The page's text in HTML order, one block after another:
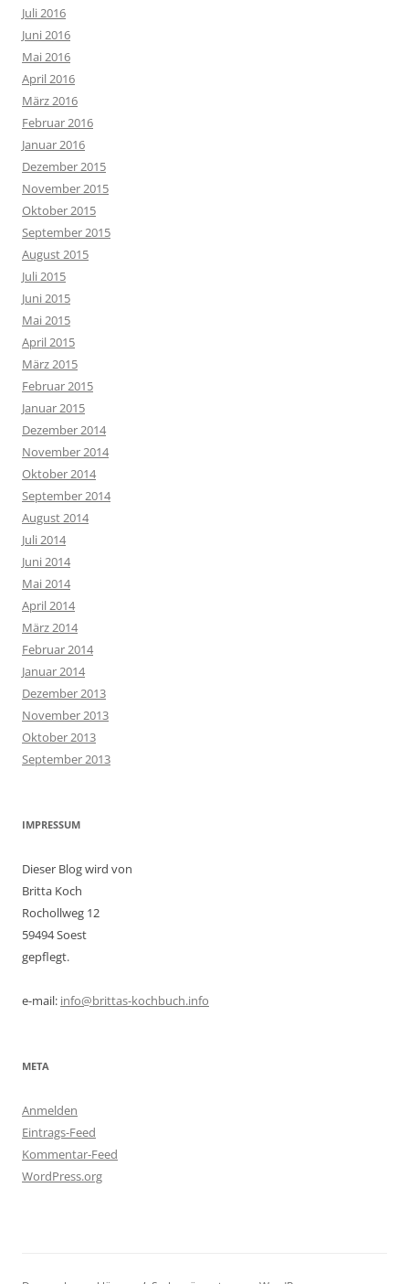
Juli 2016
Juni 2016
Mai 2016
April 2016
März 2016
Februar 2016
Januar 2016
Dezember 2015
November 2015
Oktober 2015
September 2015
August 2015
Juli 2015
Juni 2015
Mai 2015
April 2015
März 2015
Februar 2015
Januar 2015
Dezember 2014
November 2014
Oktober 2014
September 2014
August 2014
Juli 2014
Juni 2014
Mai 2014
April 2014
März 2014
Februar 2014
Januar 2014
Dezember 2013
November 2013
Oktober 2013
September 2013
IMPRESSUM
Dieser Blog wird von
Britta Koch
Rochollweg 12
59494 Soest
gepflegt.
e-mail: info@brittas-kochbuch.info
META
Anmelden
Eintrags-Feed
Kommentar-Feed
WordPress.org